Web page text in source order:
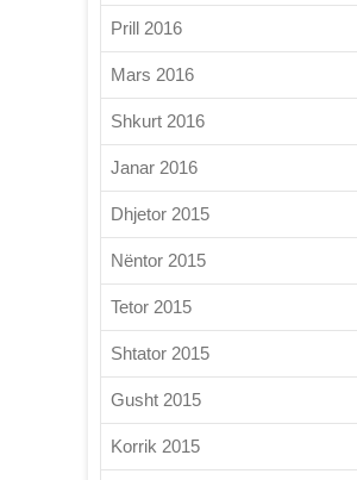
Prill 2016
Mars 2016
Shkurt 2016
Janar 2016
Dhjetor 2015
Nëntor 2015
Tetor 2015
Shtator 2015
Gusht 2015
Korrik 2015